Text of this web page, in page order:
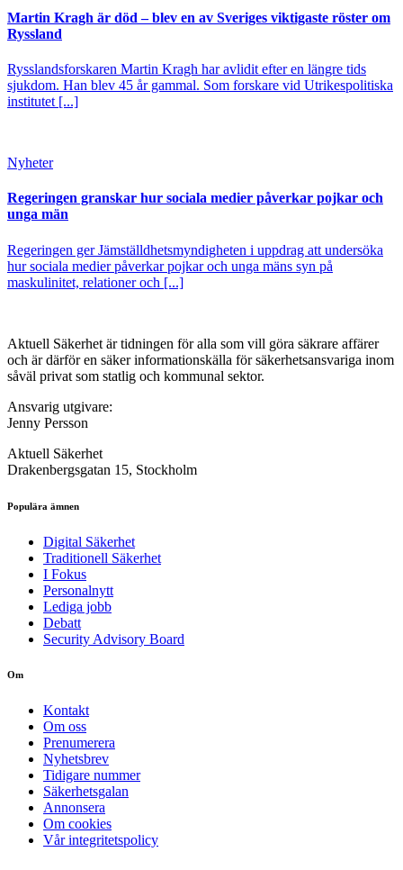
Martin Kragh är död – blev en av Sveriges viktigaste röster om
Ryssland
Rysslandsforskaren Martin Kragh har avlidit efter en längre tids
sjukdom. Han blev 45 år gammal. Som forskare vid Utrikespolitiska
institutet [...]
Nyheter
Regeringen granskar hur sociala medier påverkar pojkar och
unga män
Regeringen ger Jämställdhetsmyndigheten i uppdrag att undersöka
hur sociala medier påverkar pojkar och unga mäns syn på
maskulinitet, relationer och [...]
Aktuell Säkerhet är tidningen för alla som vill göra säkrare affärer
och är därför en säker informationskälla för säkerhets­ansvariga inom
såväl privat som statlig och kommunal sektor.
Ansvarig utgivare:
Jenny Persson
Aktuell Säkerhet
Drakenbergsgatan 15, Stockholm
Populära ämnen
Digital Säkerhet
Traditionell Säkerhet
I Fokus
Personalnytt
Lediga jobb
Debatt
Security Advisory Board
Om
Kontakt
Om oss
Prenumerera
Nyhetsbrev
Tidigare nummer
Säkerhetsgalan
Annonsera
Om cookies
Vår integritetspolicy